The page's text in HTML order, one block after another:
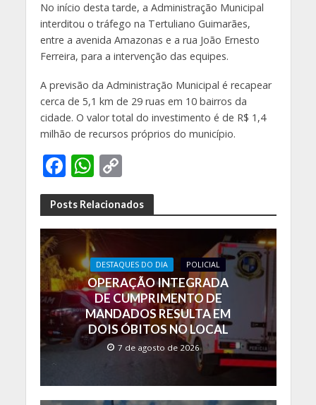
No início desta tarde, a Administração Municipal
interditou o tráfego na Tertuliano Guimarães,
entre a avenida Amazonas e a rua João Ernesto
Ferreira, para a intervenção das equipes.
A previsão da Administração Municipal é recapear
cerca de 5,1 km de 29 ruas em 10 bairros da
cidade. O valor total do investimento é de R$ 1,4
milhão de recursos próprios do município.
F
ac
e
b
o
o
k
W
h
at
s
A
p
p
C
o
p
y
Li
n
k
Posts Relacionados
DESTAQUES DO DIA POLICIAL
OPERAÇÃO INTEGRADA
DE CUMPRIMENTO DE
MANDADOS RESULTA EM
DOIS ÓBITOS NO LOCAL
7 de agosto de 2026